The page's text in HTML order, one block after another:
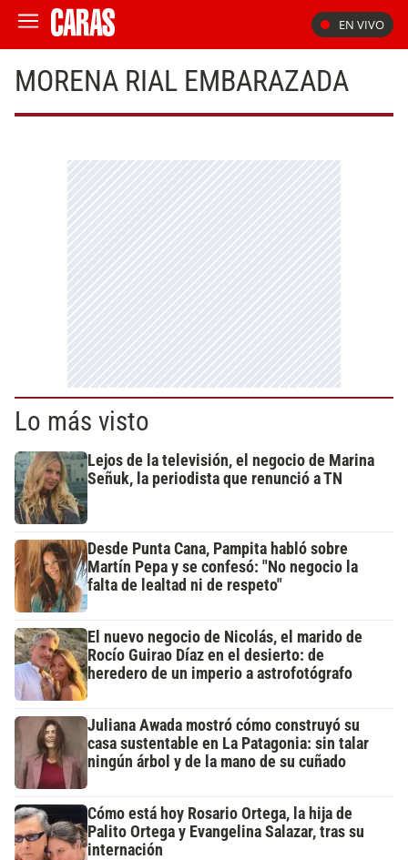
EN VIVO
MORENA RIAL EMBARAZADA
Lo más visto
Lejos de la televisión, el negocio de Marina
Señuk, la periodista que renunció a TN
Desde Punta Cana, Pampita habló sobre
Martín Pepa y se confesó: "No negocio la
falta de lealtad ni de respeto"
El nuevo negocio de Nicolás, el marido de
Rocío Guirao Díaz en el desierto: de
heredero de un imperio a astrofotógrafo
Juliana Awada mostró cómo construyó su
casa sustentable en La Patagonia: sin talar
ningún árbol y de la mano de su cuñado
Cómo está hoy Rosario Ortega, la hija de
Palito Ortega y Evangelina Salazar, tras su
internación